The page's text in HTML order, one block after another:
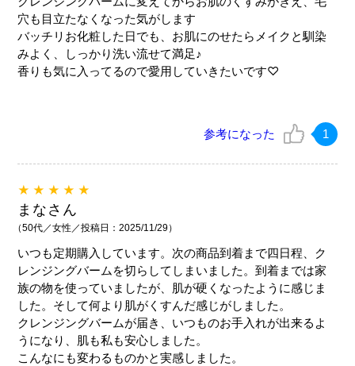
穴も目立たなくなった気がします
バッチリお化粧した日でも、お肌にのせたらメイクと馴染
みよく、しっかり洗い流せて満足♪
香りも気に入ってるので愛用していきたいです♡
参考になった 1
★★★★★
まなさん
（50代／女性／投稿日：2025/11/29）
いつも定期購入しています。次の商品到着まで四日程、ク
レンジングバームを切らしてしまいました。到着までは家
族の物を使っていましたが、肌が硬くなったように感じま
した。そして何より肌がくすんだ感じがしました。
クレンジングバームが届き、いつものお手入れが出来るよ
うになり、肌も私も安心しました。
こんなにも変わるものかと実感しました。